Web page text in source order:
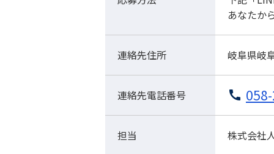
あなたか
連絡先住所 岐阜県岐
連絡先電話番号
担当 株式会社